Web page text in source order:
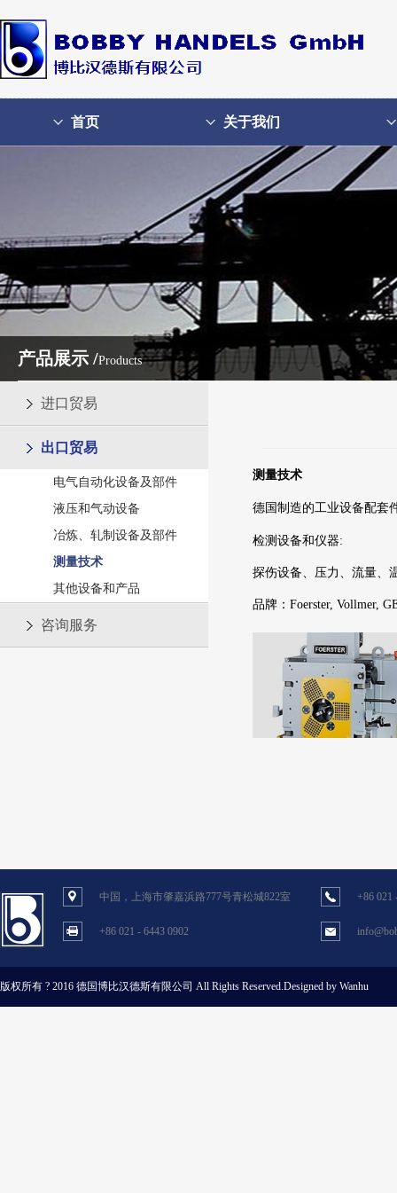
首页 关于我们
产品展示 /Products
进口贸易
出口贸易
电气自动化设备及部件
液压和气动设备
冶炼、轧制设备及部件
测量技术
其他设备和产品
咨询服务
测量技术
德国制造的工业设备配套
检测设备和仪器:
探伤设备、压力、流量、
品牌：Foerster, Vollmer,
中国，上海市肇嘉浜路777号青松城822室 +86 021
+86 021 - 6443 0902
版权所有 ? 2016 德国博比汉德斯有限公司 All Rights Reserved.Designed by Wanhu